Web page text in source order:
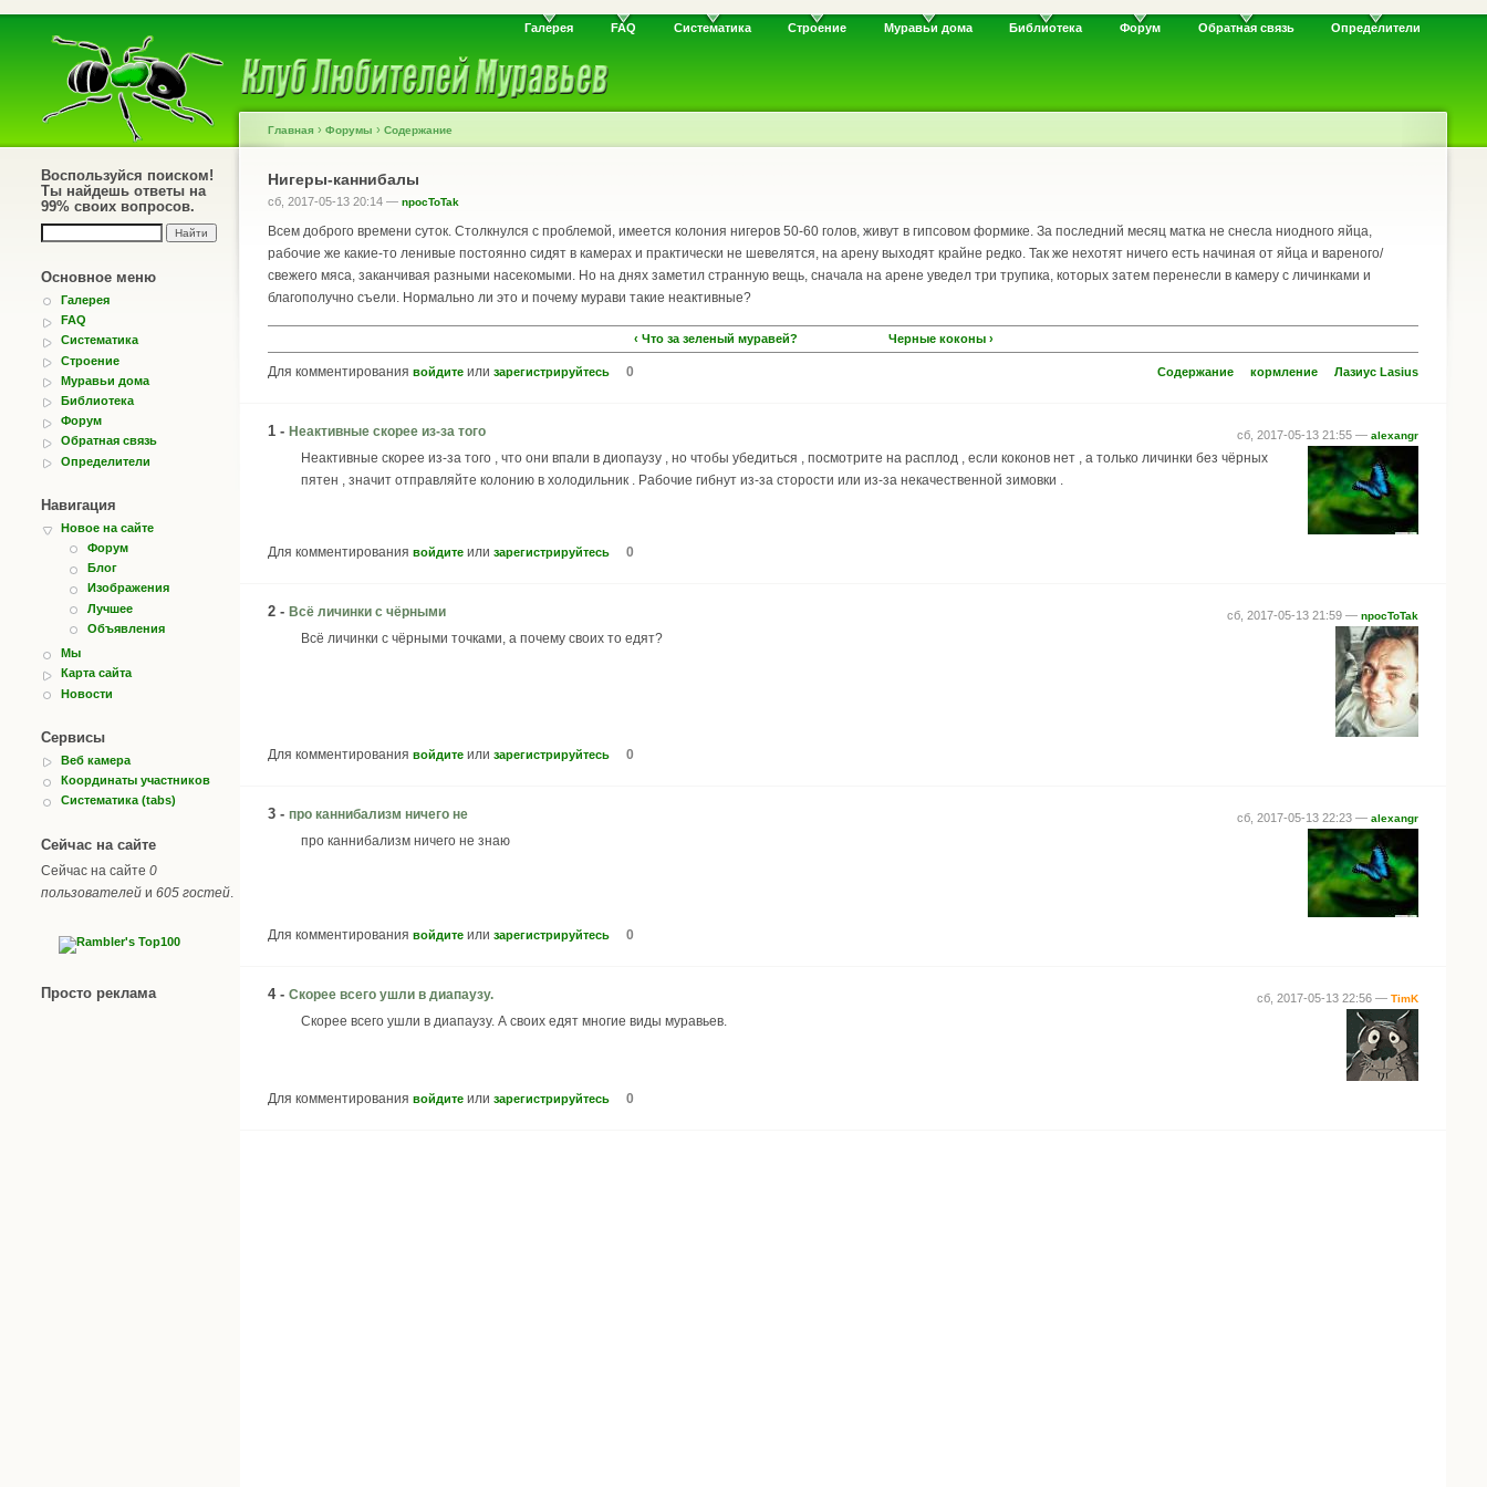
Галерея FAQ Систематика Строение Муравьи дома Библиотека Форум Обратная связь Определители
Воспользуйся поиском!
Ты найдешь ответы на
99% своих вопросов.
Основное меню
Галерея
FAQ
Систематика
Строение
Муравьи дома
Библиотека
Форум
Обратная связь
Определители
Навигация
Новое на сайте
Форум
Блог
Изображения
Лучшее
Объявления
Мы
Карта сайта
Новости
Сервисы
Веб камера
Координаты участников
Систематика (tabs)
Сейчас на сайте
Сейчас на сайте 0
пользователей и 605 гостей
Просто реклама
Главная › Форумы › Содержание
Нигеры-каннибалы
сб, 2017-05-13 20:14 — npocToTak
Всем доброго времени суток. Столкнулся с проблемой, имеется колония нигеров 50-60 голов, живут в гипсовом формике. За последний месяц матка не снесла ниодного яйца,
рабочие же какие-то ленивые постоянно сидят в камерах и практически не шевелятся, на арену выходят крайне редко. Так же нехотят ничего есть начиная от яйца и вареного/
свежего мяса, заканчивая разными насекомыми. Но на днях заметил странную вещь, сначала на арене уведел три трупика, которых затем перенесли в камеру с личинками и
благополучно съели. Нормально ли это и почему мурави такие неактивные?
‹ Что за зеленый муравей? Черные коконы ›
Содержание кормление Лазиус Lasius
Для комментирования войдите или зарегистрируйтесь 0
сб, 2017-05-13 21:55 — alexangr
1 - Неактивные скорее из-за того
Неактивные скорее из-за того , что они впали в диопаузу , но чтобы убедиться , посмотрите на расплод , если коконов нет , а только личинки без чёрных
пятен , значит отправляйте колонию в холодильник . Рабочие гибнут из-за сторости или из-за некачественной зимовки .
Для комментирования войдите или зарегистрируйтесь 0
сб, 2017-05-13 21:59 — npocToTak
2 - Всё личинки с чёрными
Всё личинки с чёрными точками, а почему своих то едят?
Для комментирования войдите или зарегистрируйтесь 0
сб, 2017-05-13 22:23 — alexangr
3 - про каннибализм ничего не
про каннибализм ничего не знаю
Для комментирования войдите или зарегистрируйтесь 0
сб, 2017-05-13 22:56 — TimK
4 - Скорее всего ушли в диапаузу.
Скорее всего ушли в диапаузу. А своих едят многие виды муравьев.
Для комментирования войдите или зарегистрируйтесь 0